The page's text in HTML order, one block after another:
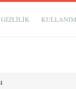
GIZLILIK